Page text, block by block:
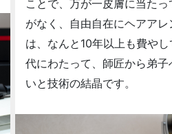
ことで、万が一皮膚に当た
がなく、自由自在にヘアア
は、なんと10年以上も費や
代にわたって、師匠から弟
いと技術の結晶です。